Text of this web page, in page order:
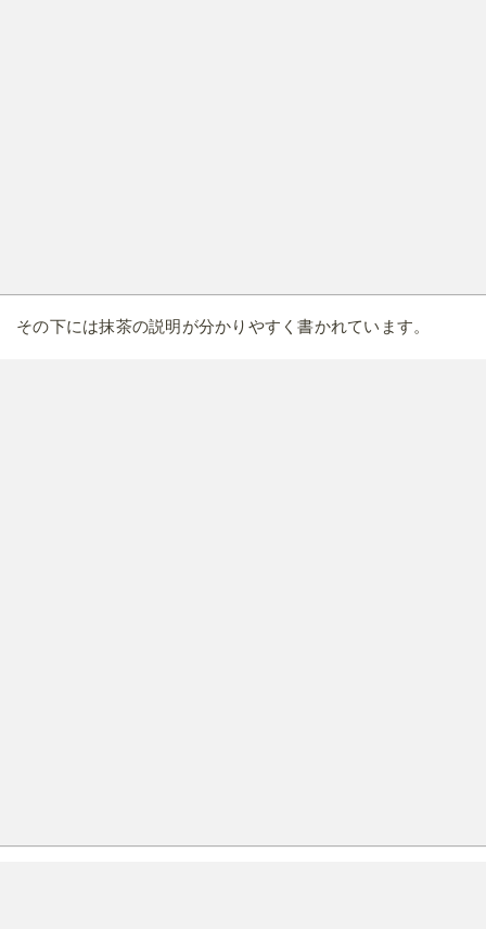
その下には抹茶の説明が分かりやすく書かれています。